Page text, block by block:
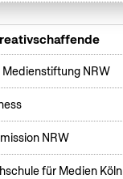
NRW
NRW
für Medien Köln